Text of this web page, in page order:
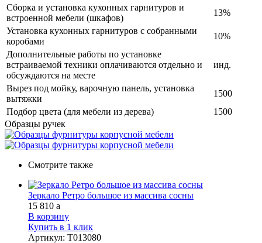
Сборка и установка кухонных гарнитуров и
встроенной мебели (шкафов)
13%
Установка кухонных гарнитуров с собранными
коробами
10%
Дополнительные работы по установке
встраиваемой техники оплачиваются отдельно и
обсуждаются на месте
инд.
Вырез под мойку, варочную панель, установка
вытяжки
1500
Подбор цвета (для мебели из дерева)
1500
Образцы ручек
Смотрите также
Зеркало Ретро большое из массива сосны
15 810 a
В корзину
Купить в 1 клик
Артикул: Т013080